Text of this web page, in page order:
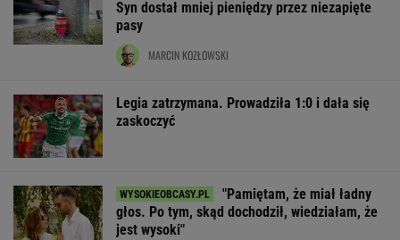
Syn dostał mniej pieniędzy przez niezapięte
pasy
MARCIN KOZŁOWSKI
Legia zatrzymana. Prowadziła 1:0 i dała się
zaskoczyć
"Pamiętam, że miał ładny
głos. Po tym, skąd dochodził, wiedziałam, że
jest wysoki"